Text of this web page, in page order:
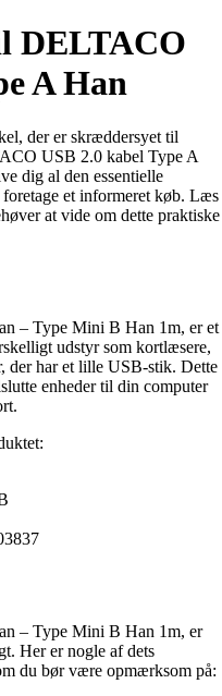
DELTACO
A Han
der er skræddersyet til
USB 2.0 kabel Type A
dig al den essentielle
et informeret køb. Læs
at vide om dette praktiske
– Type Mini B Han 1m, er et
udstyr som kortlæsere,
der har et lille USB-stik. Dette
enheder til din computer
– Type Mini B Han 1m, er
Her er nogle af dets
du bør være opmærksom på: